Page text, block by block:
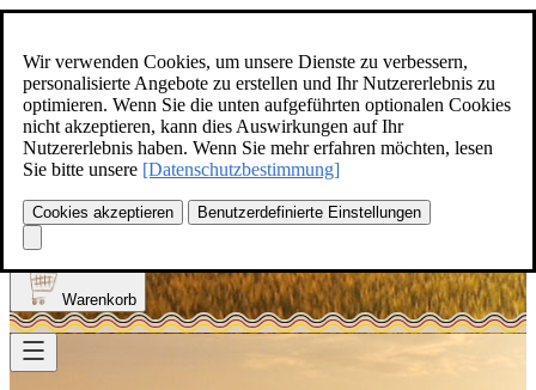
Wir verwenden Cookies, um unsere Dienste zu verbessern,
personalisierte Angebote zu erstellen und Ihr Nutzererlebnis zu
optimieren. Wenn Sie die unten aufgeführten optionalen Cookies
nicht akzeptieren, kann dies Auswirkungen auf Ihr
Nutzererlebnis haben. Wenn Sie mehr erfahren möchten, lesen
Sie bitte unsere [Datenschutzbestimmung]
Cookies akzeptieren Benutzerdefinierte Einstellungen
Zum Inhalt springen
+49(0)5129-308
Produkt finden
0
Warenkorb